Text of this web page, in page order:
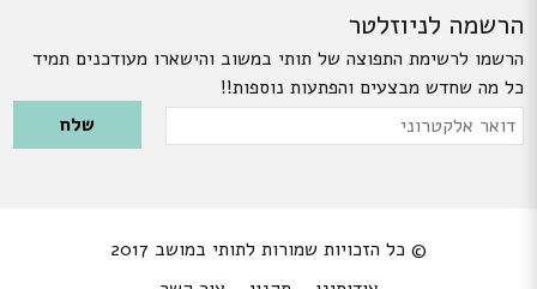
הרשמה לניוזלטר
הרשמו לרשימת התפוצה של תותי במשוב והישארו מעודכנים תמיד
כל מה שחדש מבצעים והפתעות נוספות!!
Please leave this field empty.
דואר
© כל הזכויות שמורות לתותי במושב 2017